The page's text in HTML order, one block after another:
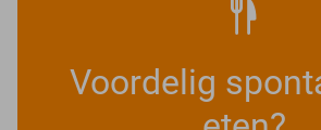
Voordelig